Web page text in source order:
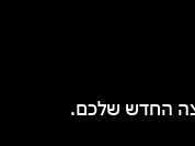
החדש שלכם.